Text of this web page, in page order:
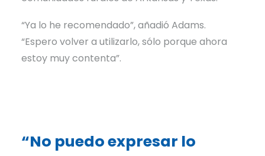
“Ya lo he recomendado”, añadió Adams.
“Espero volver a utilizarlo, sólo porque ahora
estoy muy contenta”.
“No puedo expresar lo